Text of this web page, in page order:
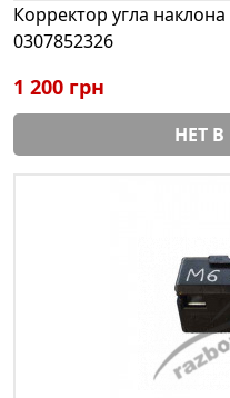
Корректор угла
0307852326
1 200 грн
НЕТ